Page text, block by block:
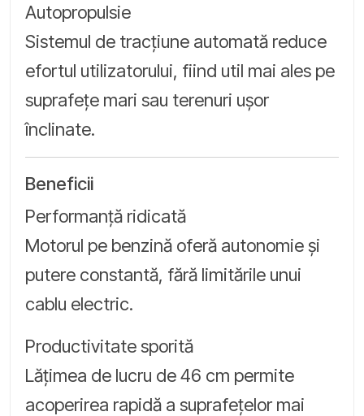
Autopropulsie
Sistemul de tracțiune automată reduce
efortul utilizatorului, fiind util mai ales pe
suprafețe mari sau terenuri ușor
înclinate.
Beneficii
Performanță ridicată
Motorul pe benzină oferă autonomie și
putere constantă, fără limitările unui
cablu electric.
Productivitate sporită
Lățimea de lucru de 46 cm permite
acoperirea rapidă a suprafețelor mai